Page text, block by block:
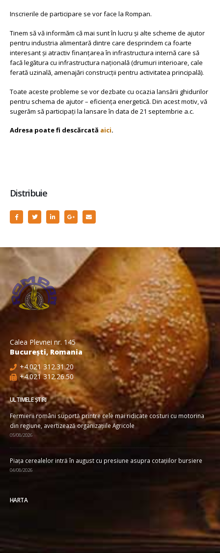
Inscrierile de participare se vor face la Rompan.
Tinem să vă informăm că mai sunt în lucru şi alte scheme de ajutor
pentru industria alimentară dintre care desprindem ca foarte
interesant şi atractiv finanţarea în infrastructura internă care să
facă legătura cu infrastructura naţională (drumuri interioare, cale
ferată uzinală, amenajări construcţii pentru activitatea principală).
Toate aceste probleme se vor dezbate cu ocazia lansării ghidurilor
pentru schema de ajutor – eficienţa energetică. Din acest motiv, vă
sugerăm să participaţi la lansare în data de 21 septembrie a.c.
Adresa poate fi descărcată aici.
Distribuie
Calea Plevnei nr. 145
București, Romania
+4.021 312.31.20
+4.021 312.26.50
ULTIMELE ȘTIRI
Fermierii români suportă printre cele mai ridicate costuri cu motorina
din regiune, avertizează organizațiile Agricole
05/08/2026
Piața cerealelor intră în august cu presiune asupra cotațiilor bursiere
04/08/2026
HARTA